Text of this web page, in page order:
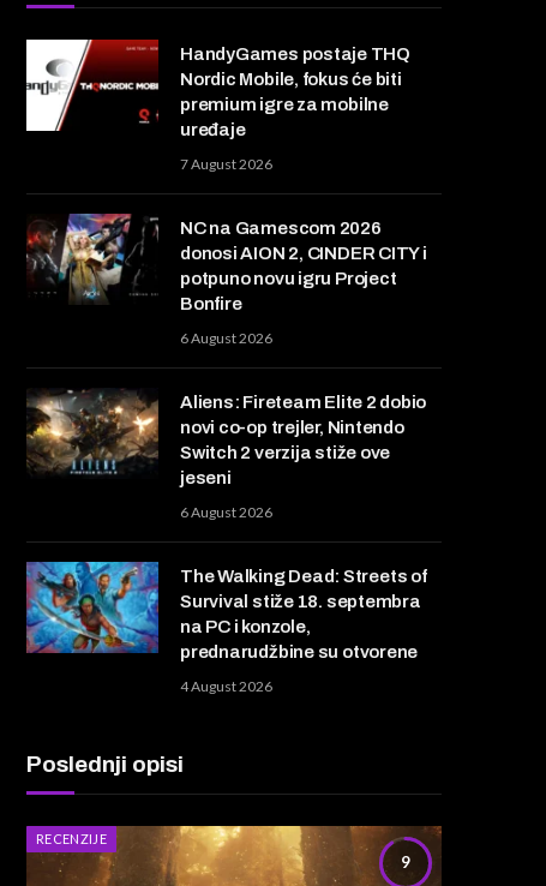
HandyGames postaje THQ
Nordic Mobile, fokus će biti
premium igre za mobilne
uređaje
7 August 2026
NC na Gamescom 2026
donosi AION 2, CINDER CITY i
potpuno novu igru Project
Bonfire
6 August 2026
Aliens: Fireteam Elite 2 dobio
novi co-op trejler, Nintendo
Switch 2 verzija stiže ove
jeseni
6 August 2026
The Walking Dead: Streets of
Survival stiže 18. septembra
na PC i konzole,
prednarudžbine su otvorene
4 August 2026
Poslednji opisi
9
RECENZIJE